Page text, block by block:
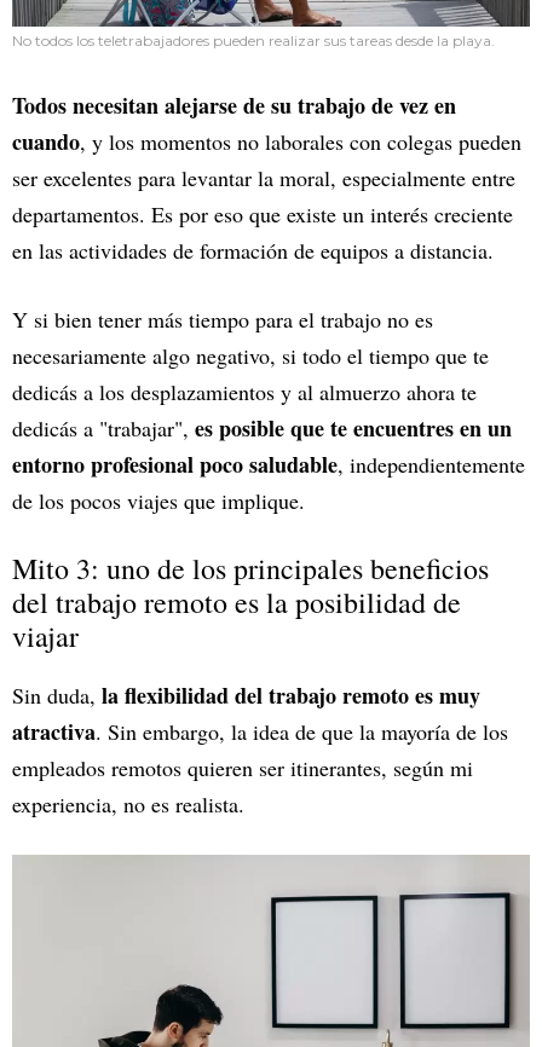
No todos los teletrabajadores pueden realizar sus tareas desde la playa.
Todos necesitan alejarse de su trabajo de vez en
cuando, y los momentos no laborales con colegas pueden
ser excelentes para levantar la moral, especialmente entre
departamentos. Es por eso que existe un interés creciente
en las actividades de formación de equipos a distancia.
Y si bien tener más tiempo para el trabajo no es
necesariamente algo negativo, si todo el tiempo que te
dedicás a los desplazamientos y al almuerzo ahora te
dedicás a "trabajar", es posible que te encuentres en un
entorno profesional poco saludable, independientemente
de los pocos viajes que implique.
Mito 3: uno de los principales beneficios
del trabajo remoto es la posibilidad de
viajar
Sin duda, la flexibilidad del trabajo remoto es muy
atractiva. Sin embargo, la idea de que la mayoría de los
empleados remotos quieren ser itinerantes, según mi
experiencia, no es realista.